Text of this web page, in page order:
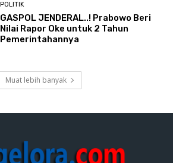
POLITIK
GASPOL JENDERAL..! Prabowo Beri
Nilai Rapor Oke untuk 2 Tahun
Pemerintahannya
Muat lebih banyak